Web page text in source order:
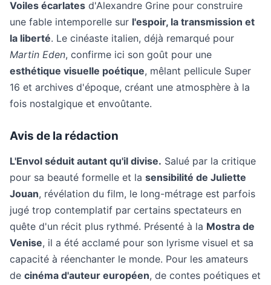
Voiles écarlates d'Alexandre Grine pour construire
une fable intemporelle sur l'espoir, la transmission et
la liberté. Le cinéaste italien, déjà remarqué pour
Martin Eden, confirme ici son goût pour une
esthétique visuelle poétique, mêlant pellicule Super
16 et archives d'époque, créant une atmosphère à la
fois nostalgique et envoûtante.
Avis de la rédaction
L'Envol séduit autant qu'il divise. Salué par la critique
pour sa beauté formelle et la sensibilité de Juliette
Jouan, révélation du film, le long-métrage est parfois
jugé trop contemplatif par certains spectateurs en
quête d'un récit plus rythmé. Présenté à la Mostra de
Venise, il a été acclamé pour son lyrisme visuel et sa
capacité à réenchanter le monde. Pour les amateurs
de cinéma d'auteur européen, de contes poétiques et